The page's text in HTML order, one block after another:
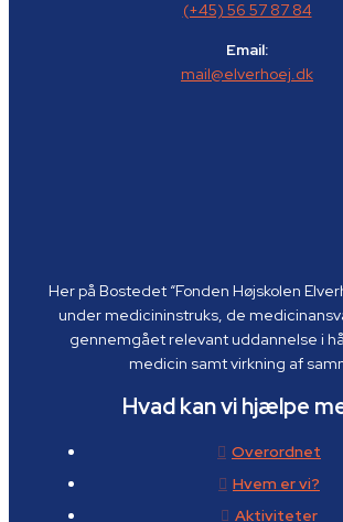
(+45) 56 57 87 84
Email:
mail@elverhoej.dk
Her på Bostedet “Fonden Højskolen
under medicininstruks, de
gennemgået relevant uddannelse i
medicin samt virkning af
Hvad kan vi hjælpe
Overordnet
Hvem er vi?
Aktiviteter